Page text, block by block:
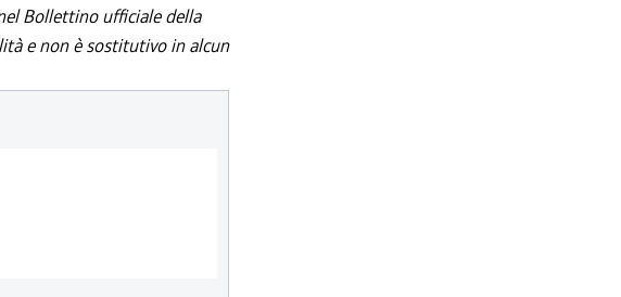
Bollettino ufficiale della
e non è sostitutivo in alcun